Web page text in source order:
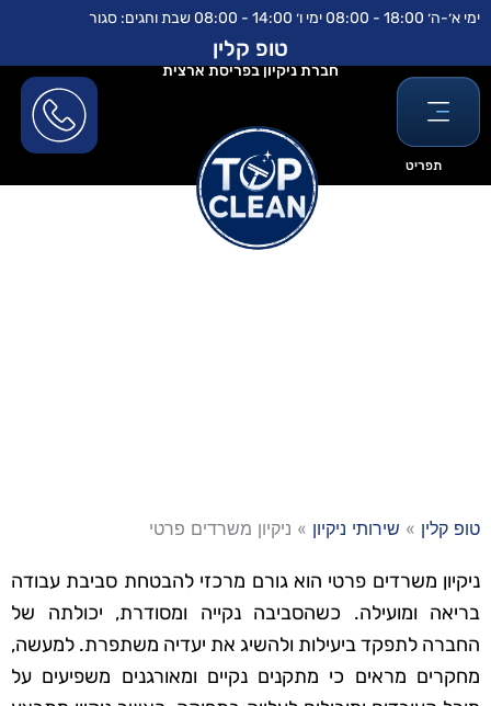
לתוכן
דילוג
ימי א׳-ה׳ 18:00 - 08:00 ימי ו׳ 14:00 - 08:00 שבת וחגים: סגור
תפריט
טופ קלין
חברת ניקיון בפריסת ארצית
טופ קלין » שירותי ניקיון » ניקיון משרדים פרטי
ניקיון משרדים פרטי הוא גורם מרכזי להבטחת סביבת עבודה
בריאה ומועילה. כשהסביבה נקייה ומסודרת, יכולתה של
החברה לתפקד ביעילות ולהשיג את יעדיה משתפרת. למעשה,
מחקרים מראים כי מתקנים נקיים ומאורגנים משפיעים על